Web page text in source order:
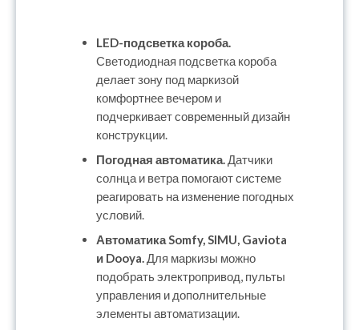
LED-подсветка короба.
Светодиодная подсветка короба
делает зону под маркизой
комфортнее вечером и
подчеркивает современный дизайн
конструкции.
Погодная автоматика.Датчики
солнца и ветра помогают системе
реагировать на изменение погодных
условий.
Автоматика Somfy, SIMU, Gaviota
и Dooya.Для маркизы можно
подобрать электропривод, пульты
управления и дополнительные
элементы автоматизации.